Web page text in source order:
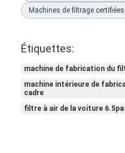
Machines de filtrage certifiées
Étiquettes:
machine de fabrication du
machine intérieure de
cadre
filtre à air de la voiture